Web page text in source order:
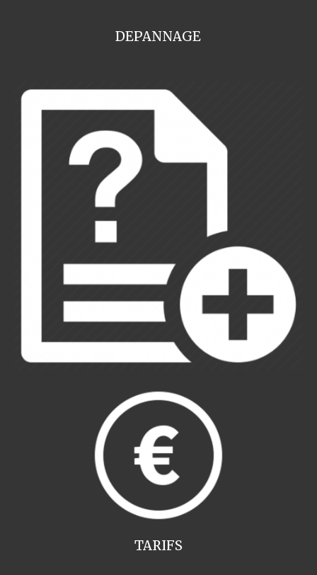
DEPANNAGE
TARIFS